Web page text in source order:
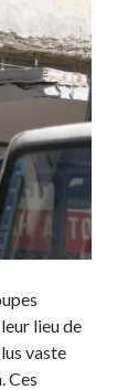
lieu de
vaste
Ces